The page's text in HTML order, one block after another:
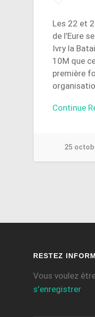
Les 22 et
de l’Eure
Ivry la
10M que
première
Continue
25
RESTEZ
Vous voulez
s'enregistrer